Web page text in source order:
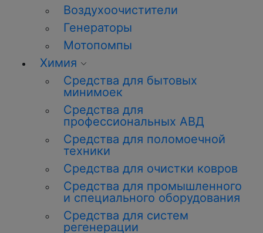
Воздухоочистители
Генераторы
Мотопомпы
Химия
Средства для бытовых
минимоек
Средства для
профессиональных АВД
Средства для поломоечной
техники
Средства для очистки ковров
Средства для промышленного
и специального оборудования
Средства для систем
регенерации